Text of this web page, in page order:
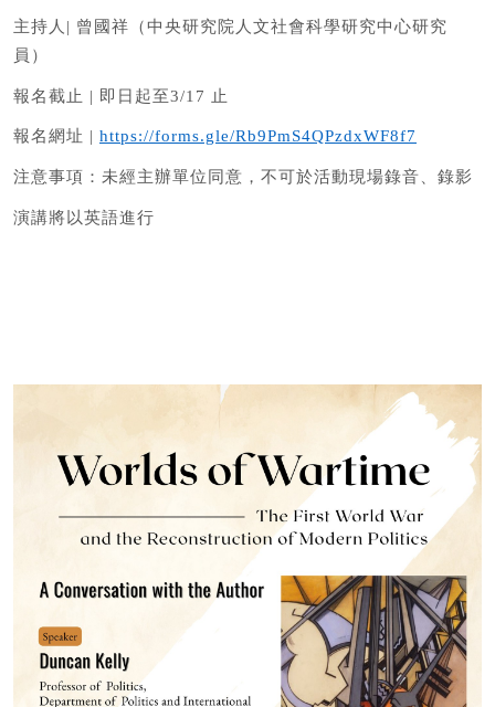
主持人 | 曾國祥（中央研究院人文社會科學研究中心研究
員）
報名截止 | 即日起至3/17 止
報名網址 | https://forms.gle/Rb9PmS4QPzdxWF8f7
注意事項：未經主辦單位同意，不可於活動現場錄音、錄影
演講將以英語進行